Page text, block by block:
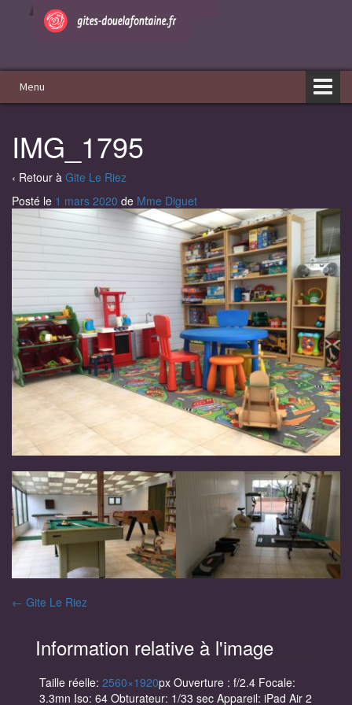
Menu
IMG_1795
‹ Retour à Gite Le Riez
Posté le 1 mars 2020 de Mme Diguet
Navigation
des
articles
← Gite Le Riez
Information relative à l'image
Taille réelle: 2560×1920px Ouverture : f/2.4 Focale:
3.3mn Iso: 64 Obturateur: 1/33 sec Appareil: iPad Air 2